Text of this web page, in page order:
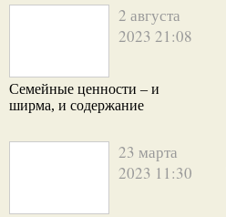
2 августа
2023 21:08
Семейные ценности – и
ширма, и содержание
23 марта
2023 11:30